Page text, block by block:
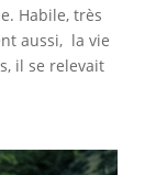
Habile, très
aussi, la vie
il se relevait